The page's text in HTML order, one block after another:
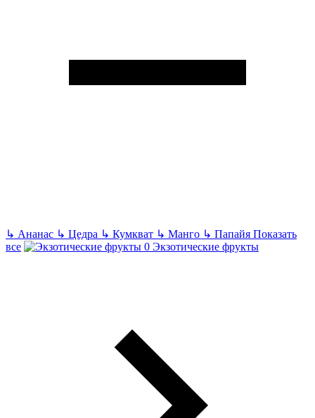
↳ Ананас ↳ Цедра ↳ Кумкват ↳ Манго ↳ Папайя Показать
все
Экзотические фрукты